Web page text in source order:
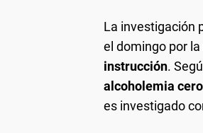
La investigación
el domingo por
instrucción.
alcoholemia cero
es investigado